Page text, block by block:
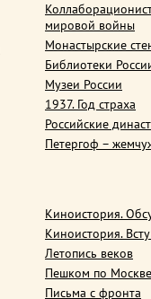
мировой войны
Монастырские
Библиотеки
Музеи России
1937. Год страха
Российские
Петергоф –
Киноистория.
Киноистория.
Летопись веков
Пешком по Москве
Письма с фронта